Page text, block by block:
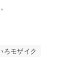
ろモザイク